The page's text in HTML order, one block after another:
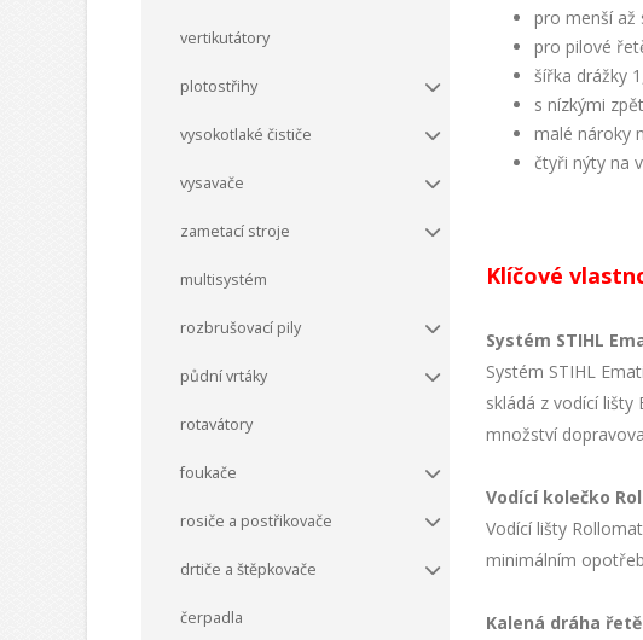
vertikutátory
plotostřihy
vysokotlaké čističe
vysavače
zametací stroje
multisystém
rozbrušovací pily
půdní vrtáky
rotavátory
foukače
rosiče a postřikovače
drtiče a štěpkovače
čerpadla
pro menší až
pro pilové
šířka drážky
s nízkými
malé nároky
čtyři nýty na
Klíčové
Systém STIHL
Systém STIHL
skládá z vodící
množství
Vodící kolečko
Vodící lišty
minimálním
Kalená dráha